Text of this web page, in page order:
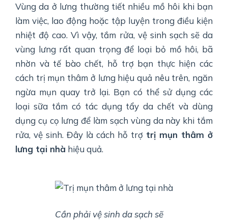
Vùng da ở lưng thường tiết nhiều mồ hôi khi bạn
làm việc, lao động hoặc tập luyện trong điều kiện
nhiệt độ cao. Vì vậy, tắm rửa, vệ sinh sạch sẽ da
vùng lưng rất quan trọng để loại bỏ mồ hôi, bã
nhờn và tế bào chết, hỗ trợ bạn thực hiện các
cách trị mụn thâm ở lưng hiệu quả nêu trên, ngăn
ngừa mụn quay trở lại. Bạn có thể sử dụng các
loại sữa tắm có tác dụng tẩy da chết và dùng
dụng cụ cọ lưng để làm sạch vùng da này khi tắm
rửa, vệ sinh. Đây là cách hỗ trợ trị mụn thâm ở
lưng tại nhà hiệu quả.
Cần phải vệ sinh da sạch sẽ